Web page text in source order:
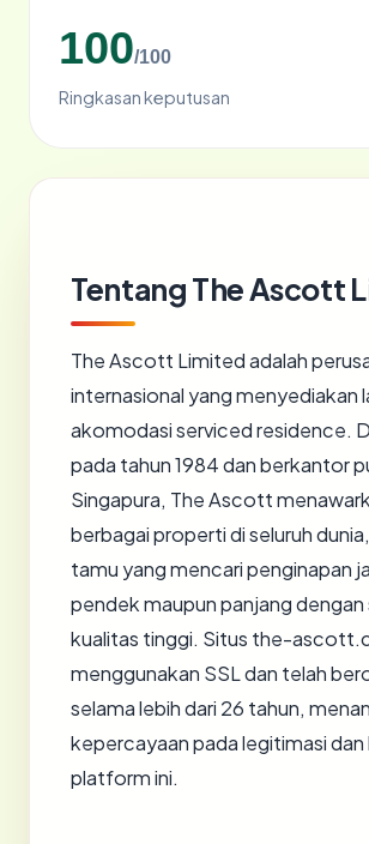
100/100
Ringkasan keputusan
Tentang The Ascott
The Ascott Limited adalah
internasional yang menyediakan
akomodasi serviced residence.
pada tahun 1984 dan berkantor
Singapura, The Ascott
berbagai properti di seluruh
tamu yang mencari penginapan
pendek maupun panjang
kualitas tinggi. Situs the-
menggunakan SSL dan telah
selama lebih dari 26 tahun,
kepercayaan pada legitimasi dan
platform ini.